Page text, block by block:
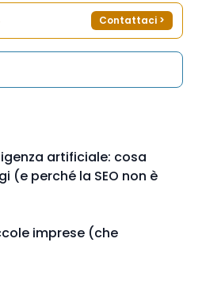
Contattaci >
artificiale: cosa
(e perché la SEO non è
imprese (che